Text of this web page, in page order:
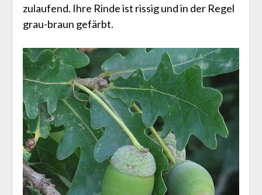
zulaufend. Ihre Rinde ist rissig und in der Regel
grau-braun gefärbt.